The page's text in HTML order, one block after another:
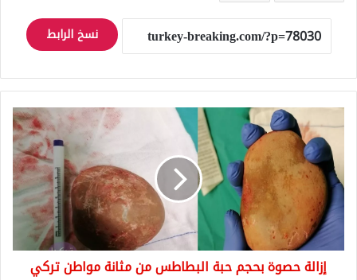
نسخ الرابط
إزالة
حصوة
بحجم
حبة
البطاطس
من
مثانة
مواطن
تركي
إزالة حصوة بحجم حبة البطاطس من مثانة مواطن تركي